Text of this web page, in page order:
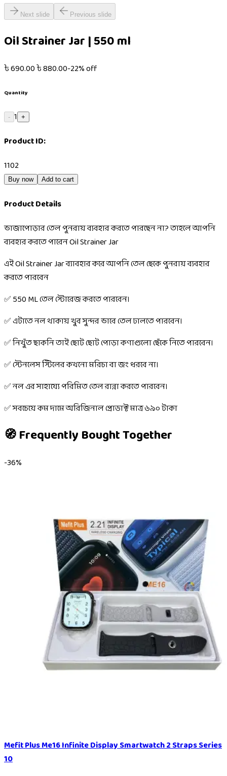
Next slide Previous slide
Oil Strainer Jar | 550 ml
৳690.00৳880.00-22% off
Quantity
- 1 +
Product ID:
1102
Buy now Add to cart
Product Details
ভাজাপোড়ার তেল পুনরায় ব্যবহার করতে পারছেন না? তাহলে আপনি
ব্যবহার করতে পারেন Oil Strainer Jar
এই Oil Strainer Jar ব্যাবহার করে আপনি তেল ছেকে পুনরায় ব্যবহার
করতে পারবেন
✅ 550 ML তেল স্টোরেজ করতে পারবেন।
✅ এটাতে নল থাকায় খুব সুন্দর ভাবে তেল ঢালতে পারবেন।
✅ নিখুঁত ছাকনি তাই ছোট ছোট পোড়া কণাগুলো ছেঁকে নিতে পারবেন।
✅ স্টেনলেস স্টিলের কখনো মরিচা বা জং ধরবে না।
✅ নল এর সাহায্যে পরিমিত তেল রান্না করতে পারবেন।
✅ সবচেয়ে কম দামে অরিজিনাল প্রোডাক্ট মাত্র ৬৯০ টাকা
🧭 Frequently Bought Together
-36%
Mefit Plus Me16 Infinite Display Smartwatch 2 Straps Series
10